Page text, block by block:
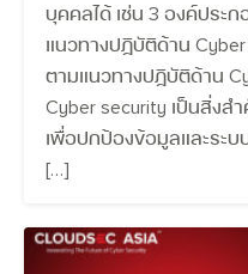
บุคคลได้ เช่น 3 องค์ประ
แนวทางปฏิบัติด้าน
ตามแนวทางปฏิบัติด้าน
Cyber security เป็นสิ่ง
เพื่อปกป้องข้อมูลและระ
[…]